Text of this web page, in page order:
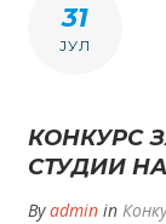
31
ЈУЛ
КОНКУРС
СТУДИИ
Byadmin in